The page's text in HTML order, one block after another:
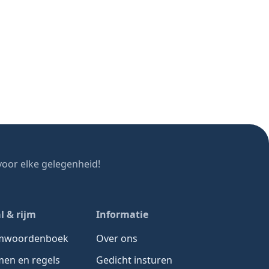
elke gelegenheid!
& rijm
en regels
Informatie
Over ons
Gedicht insturen